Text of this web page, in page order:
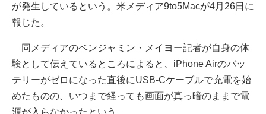
が発生しているという。米メディア9to5Macが4月26日に
報じた。
同メディアのベンジャミン・メイヨー記者が自身の体
験として伝えているところによると、iPhone Airのバッ
テリーがゼロになった直後にUSB-Cケーブルで充電を始
めたものの、いつまで経っても画面が真っ暗のままで電
源が入らなかったという。